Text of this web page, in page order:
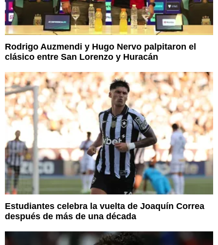
Rodrigo Auzmendi y Hugo Nervo palpitaron el
clásico entre San Lorenzo y Huracán
Estudiantes celebra la vuelta de Joaquín Correa
después de más de una década